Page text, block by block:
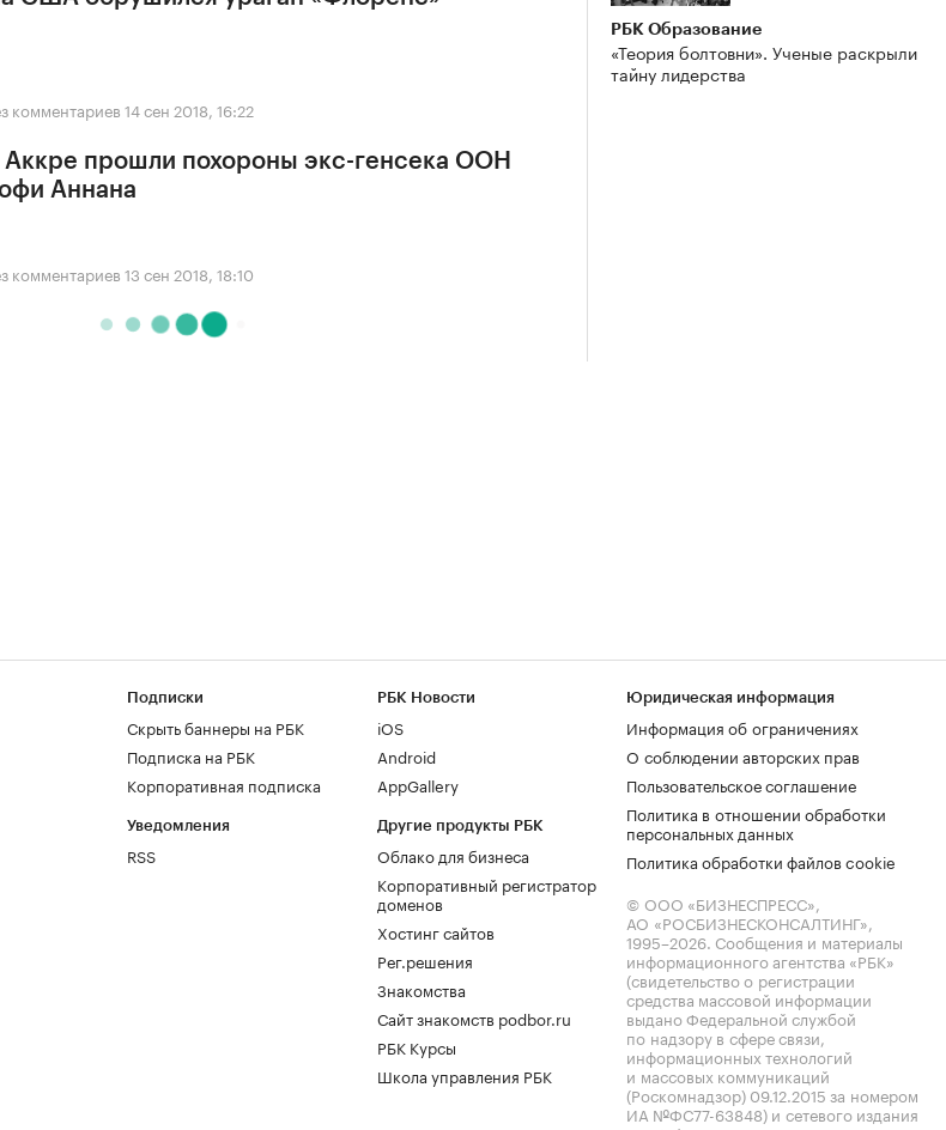
комментариев 14 сен 2018, 16:22
Аккре прошли похороны экс-генсека ООН
Аннана
комментариев 13 сен 2018, 18:10
РБК Образование
«Теория болтовни». Ученые раскрыли
тайну лидерства
Подписки
Скрыть баннеры на РБК
Подписка на РБК
Корпоративная подписка
Уведомления
RSS
РБК Новости
iOS
Android
AppGallery
Другие продукты РБК
Облако для бизнеса
Корпоративный регистратор
доменов
Хостинг сайтов
Рег.решения
Знакомства
Сайт знакомств podbor.ru
РБК Курсы
Школа управления РБК
Юридическая информация
Информация об ограничениях
О соблюдении авторских прав
Пользовательское соглашение
Политика в отношении обработки
персональных данных
Политика обработки файлов cookie
© ООО «БИЗНЕСПРЕСС»,
АО «РОСБИЗНЕСКОНСАЛТИНГ»,
1995–2026. Сообщения и материалы
информационного агентства «РБК»
(свидетельство о регистрации
средства массовой информации
выдано Федеральной службой
по надзору в сфере связи,
информационных технологий
и массовых коммуникаций
(Роскомнадзор) 09.12.2015 за номером
ИА №ФС77-63848) и сетевого издания